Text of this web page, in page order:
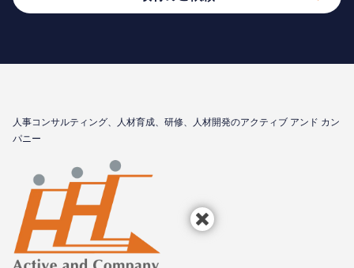
⼈事コンサルティング、⼈材育成、研修、⼈材開発のアクティブ アンド カン
パニー